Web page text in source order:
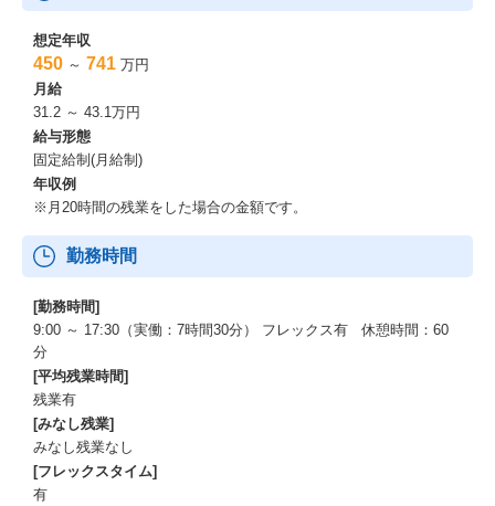
想定年収
450 ～ 741 万円
月給
31.2 ～ 43.1万円
給与形態
固定給制(月給制)
年収例
※月20時間の残業をした場合の金額です。
勤務時間
[勤務時間]
9:00 ～ 17:30（実働：7時間30分） フレックス有 休憩時間：60
分
[平均残業時間]
残業有
[みなし残業]
みなし残業なし
[フレックスタイム]
有